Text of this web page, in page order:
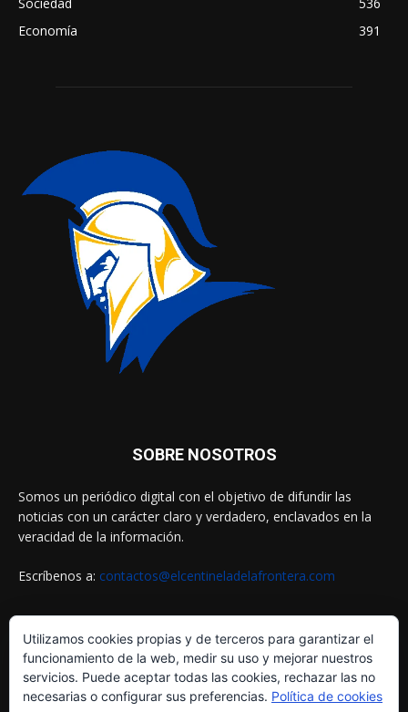
Economía
391
SOBRE NOSOTROS
Somos un periódico digital con el objetivo de difundir las
noticias con un carácter claro y verdadero, enclavados en la
veracidad de la información.
Escríbenos a: contactos@elcentineladelafrontera.com
SIGUENOS EN
Utilizamos cookies propias y de terceros para garantizar el
funcionamiento de la web, medir su uso y mejorar nuestros
servicios. Puede aceptar todas las cookies, rechazar las no
necesarias o configurar sus preferencias. Política de cookies